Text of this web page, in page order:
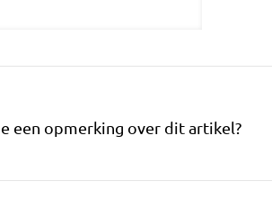
een opmerking over dit artikel?